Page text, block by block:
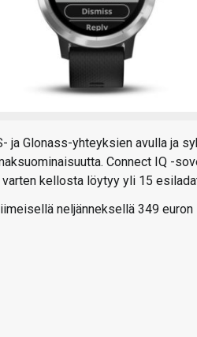
ja Glonass-yhteyksien avulla ja
Connect IQ -
kellosta löytyy yli 15
neljänneksellä 349